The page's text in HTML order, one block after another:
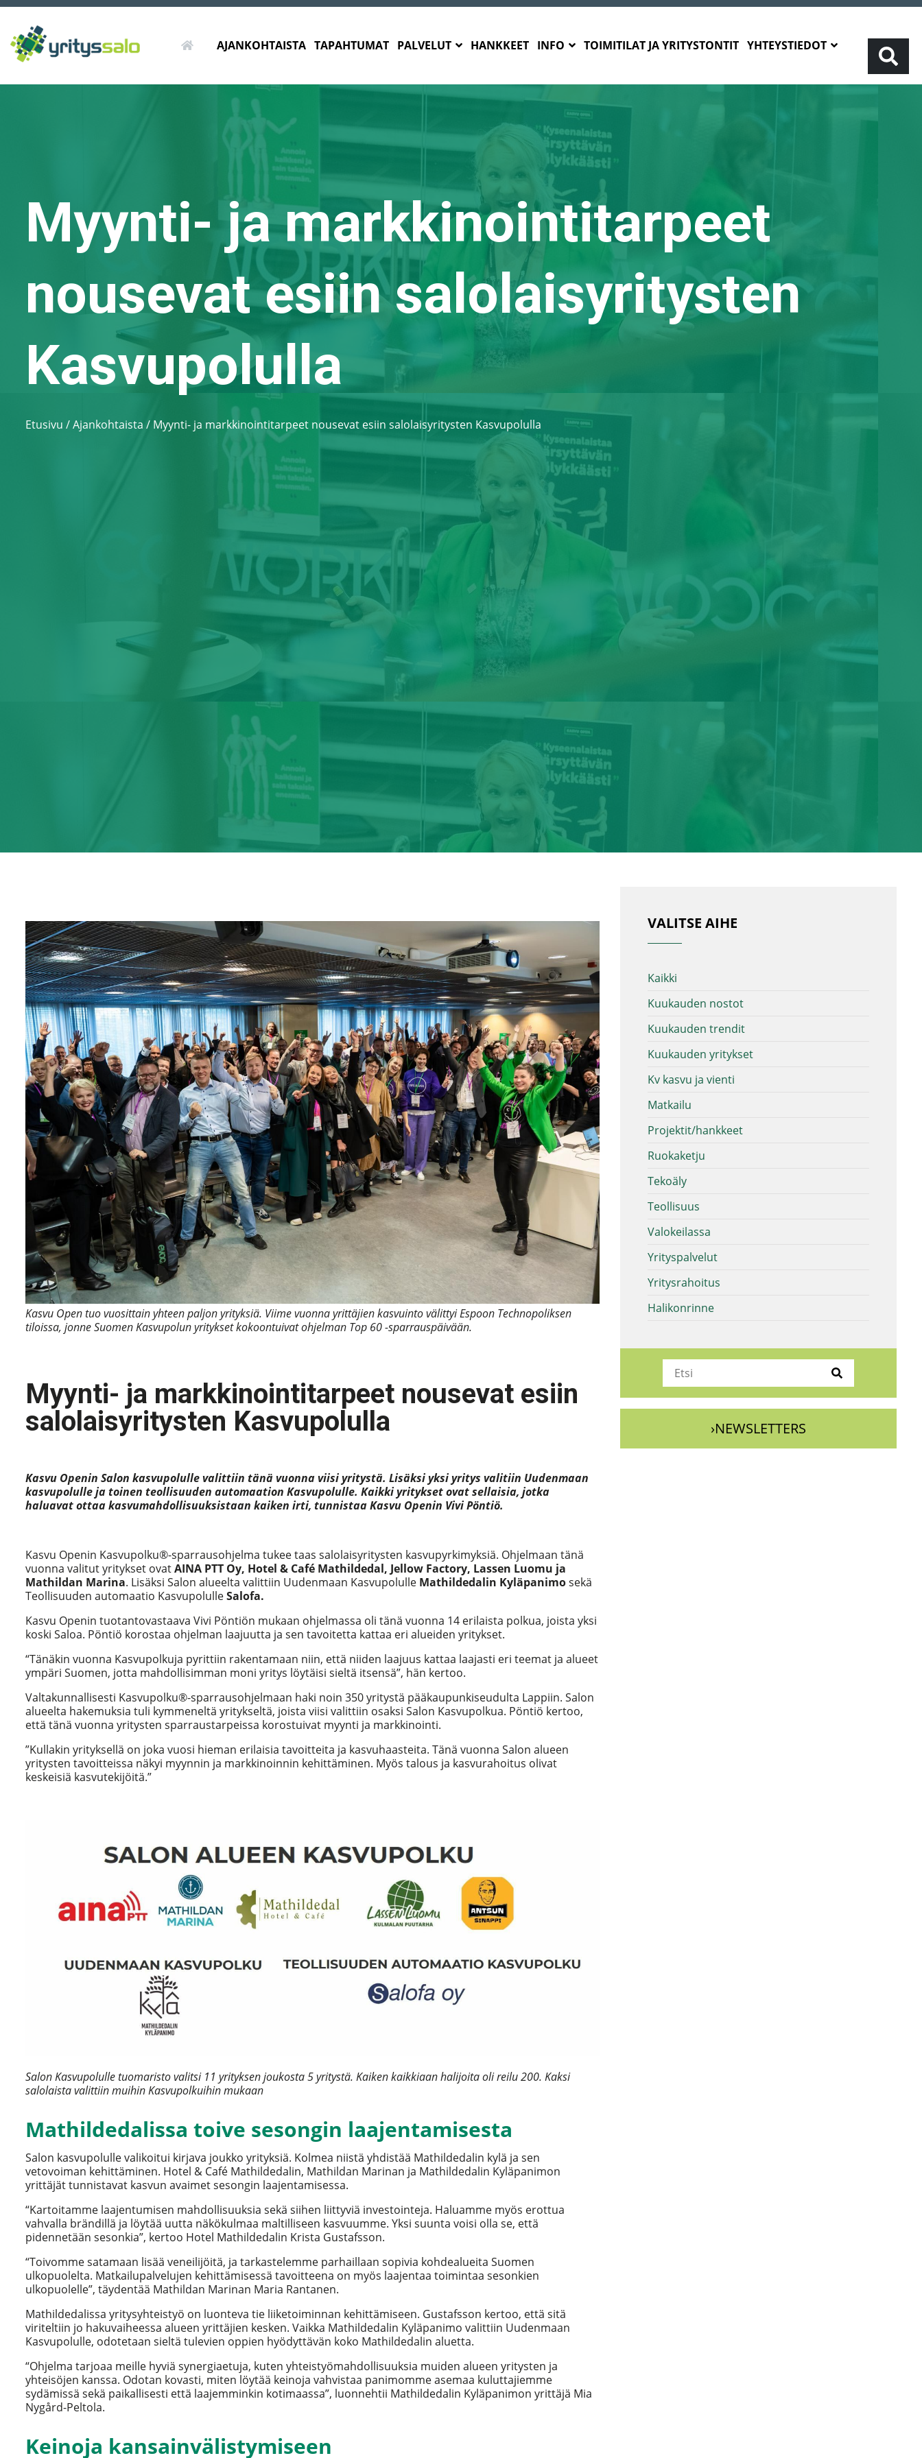
ETUSIVU AJANKOHTAISTA TAPAHTUMAT PALVELUT HANKKEET INFO TOIMITILAT JA YRITYSTONTIT YHTEYSTIEDOT
Myynti- ja markkinointitarpeet
nousevat esiin salolaisyritysten
Kasvupolulla
Etusivu /Ajankohtaista / Myynti- ja markkinointitarpeet nousevat esiin salolaisyritysten Kasvupolulla
Kasvu Open tuo vuosittain yhteen paljon yrityksiä. Viime vuonna yrittäjien kasvuinto välittyi Espoon Technopoliksen
tiloissa, jonne Suomen Kasvupolun yritykset kokoontuivat ohjelman Top 60 -sparrauspäivään.
Myynti- ja markkinointitarpeet nousevat esiin
salolaisyritysten Kasvupolulla
Kasvu Openin Salon kasvupolulle valittiin tänä vuonna viisi yritystä. Lisäksi yksi yritys valitiin Uudenmaan
kasvupolulle ja toinen teollisuuden automaation Kasvupolulle. Kaikki yritykset ovat sellaisia, jotka
haluavat ottaa kasvumahdollisuuksistaan kaiken irti, tunnistaa Kasvu Openin Vivi Pöntiö.
Kasvu Openin Kasvupolku®-sparrausohjelma tukee taas salolaisyritysten kasvupyrkimyksiä. Ohjelmaan tänä
vuonna valitut yritykset ovatAINA PTT Oy, Hotel & Café Mathildedal, Jellow Factory, Lassen Luomu ja
Mathildan Marina. Lisäksi Salon alueelta valittiin Uudenmaan Kasvupolulle Mathildedalin Kyläpanimosekä
Teollisuuden automaatio KasvupolulleSalofa.
Kasvu Openin tuotantovastaava Vivi Pöntiön mukaan ohjelmassa oli tänä vuonna 14 erilaista polkua, joista yksi
koski Saloa. Pöntiö korostaa ohjelman laajuutta ja sen tavoitetta kattaa eri alueiden yritykset.
“Tänäkin vuonna Kasvupolkuja pyrittiin rakentamaan niin, että niiden laajuus kattaa laajasti eri teemat ja alueet
ympäri Suomen, jotta mahdollisimman moni yritys löytäisi sieltä itsensä”, hän kertoo.
Valtakunnallisesti Kasvupolku®-sparrausohjelmaan haki noin 350 yritystä pääkaupunkiseudulta Lappiin. Salon
alueelta hakemuksia tuli kymmeneltä yritykseltä, joista viisi valittiin osaksi Salon Kasvupolkua. Pöntiö kertoo,
että tänä vuonna yritysten sparraustarpeissa korostuivat myynti ja markkinointi.
”Kullakin yrityksellä on joka vuosi hieman erilaisia tavoitteita ja kasvuhaasteita. Tänä vuonna Salon alueen
yritysten tavoitteissa näkyi myynnin ja markkinoinnin kehittäminen. Myös talous ja kasvurahoitus olivat
keskeisiä kasvutekijöitä.”
Salon Kasvupolulle tuomaristo valitsi 11 yrityksen joukosta 5 yritystä. Kaiken kaikkiaan halijoita oli reilu 200. Kaksi
salolaista valittiin muihin Kasvupolkuihin mukaan
Mathildedalissa toive sesongin laajentamisesta
Salon kasvupolulle valikoitui kirjava joukko yrityksiä. Kolmea niistä yhdistää Mathildedalin kylä ja sen
vetovoiman kehittäminen. Hotel & Café Mathildedalin, Mathildan Marinan ja Mathildedalin Kyläpanimon
yrittäjät tunnistavat kasvun avaimet sesongin laajentamisessa.
“Kartoitamme laajentumisen mahdollisuuksia sekä siihen liittyviä investointeja. Haluamme myös erottua
vahvalla brändillä ja löytää uutta näkökulmaa maltilliseen kasvuumme. Yksi suunta voisi olla se, että
pidennetään sesonkia”, kertoo Hotel Mathildedalin Krista Gustafsson.
“Toivomme satamaan lisää veneilijöitä, ja tarkastelemme parhaillaan sopivia kohdealueita Suomen
ulkopuolelta. Matkailupalvelujen kehittämisessä tavoitteena on myös laajentaa toimintaa sesonkien
ulkopuolelle”, täydentää Mathildan Marinan Maria Rantanen.
Mathildedalissa yritysyhteistyö on luonteva tie liiketoiminnan kehittämiseen. Gustafsson kertoo, että sitä
viriteltiin jo hakuvaiheessa alueen yrittäjien kesken. Vaikka Mathildedalin Kyläpanimo valittiin Uudenmaan
Kasvupolulle, odotetaan sieltä tulevien oppien hyödyttävän koko Mathildedalin aluetta.
“Ohjelma tarjoaa meille hyviä synergiaetuja, kuten yhteistyömahdollisuuksia muiden alueen yritysten ja
yhteisöjen kanssa. Odotan kovasti, miten löytää keinoja vahvistaa panimomme asemaa kuluttajiemme
sydämissä sekä paikallisesti että laajemminkin kotimaassa”, luonnehtii Mathildedalin Kyläpanimon yrittäjä Mia
Nygård-Peltola.
Keinoja kansainvälistymiseen
VALITSE AIHE
Kaikki
Kuukauden nostot
Kuukauden trendit
Kuukauden yritykset
Kv kasvu ja vienti
Matkailu
Projektit/hankkeet
Ruokaketju
Tekoäly
Teollisuus
Valokeilassa
Yrityspalvelut
Yritysrahoitus
Halikonrinne
›NEWSLETTERS